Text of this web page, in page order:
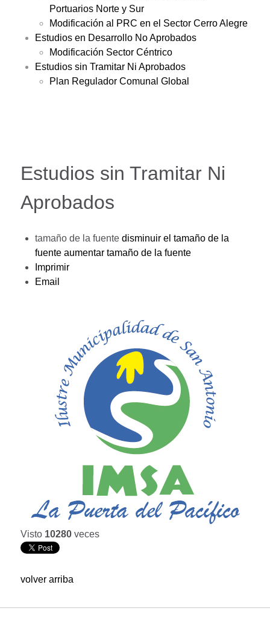
Portuarios Norte y Sur
Modificación al PRC en el Sector Cerro Alegre
Estudios en Desarrollo No Aprobados
Modificación Sector Céntrico
Estudios sin Tramitar Ni Aprobados
Plan Regulador Comunal Global
Estudios sin Tramitar Ni
Aprobados
tamaño de la fuente disminuir el tamaño de la
fuente aumentar tamaño de la fuente
Imprimir
Email
Visto 10280 veces
volver arriba